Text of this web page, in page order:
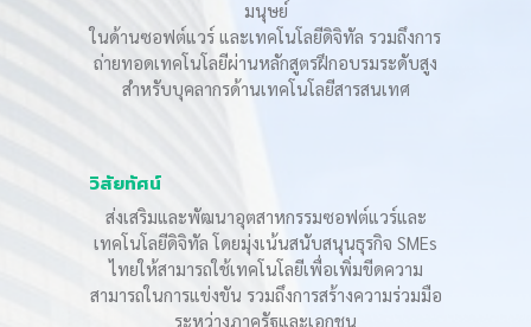
มนุษย์
ในด้านซอฟต์แวร์ และเทคโนโลยีดิจิทัล รวมถึงการ
ถ่ายทอดเทคโนโลยีผ่านหลักสูตรฝึกอบรมระดับสูง
สำหรับบุคลากรด้านเทคโนโลยีสารสนเทศ
วิสัยทัศน์
ส่งเสริมและพัฒนาอุตสาหกรรมซอฟต์แวร์และ
เทคโนโลยีดิจิทัล โดยมุ่งเน้นสนับสนุนธุรกิจ SMEs
ไทยให้สามารถใช้เทคโนโลยีเพื่อเพิ่มขีดความ
สามารถในการแข่งขัน รวมถึงการสร้างความร่วมมือ
ระหว่างภาครัฐและเอกชน